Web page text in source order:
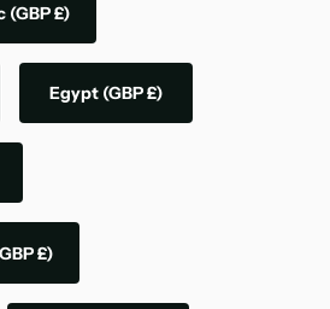
(GBP £)
Egypt (GBP £)
£)